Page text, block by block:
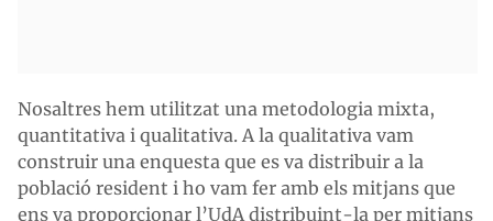
Nosaltres hem utilitzat una metodologia mixta,
quantitativa i qualitativa. A la qualitativa vam
construir una enquesta que es va distribuir a la
població resident i ho vam fer amb els mitjans que
ens va proporcionar l’UdA distribuint-la per mitjans